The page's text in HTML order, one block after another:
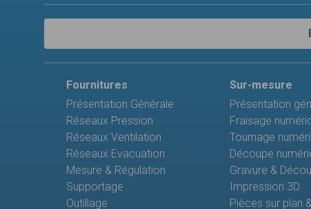
Fournitures
Présentation Générale
Réseaux Pression
Réseaux Ventilation
Réseaux Evacuation
Mesure & Régulation
Supportage
Outillage
Sur-mesure
Présentation
Fraisage
Tournage
Découpe
Gravure &
Impression 3D
Pièces sur plan